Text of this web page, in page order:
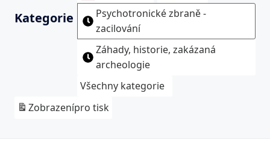
Kategorie
Psychotronické zbraně -
zacilování
Záhady, historie, zakázaná
archeologie
Všechny kategorie
Zobrazenípro tisk